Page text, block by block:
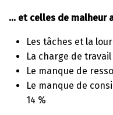
… et celles de malheur
Les tâches et la
La charge de travail
Le manque de
Le manque de
14 %